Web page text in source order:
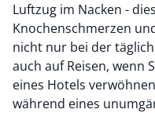
Luftzug im Nacken -
Knochenschmerzen
nicht nur bei der
auch auf Reisen, wenn
eines Hotels
während eines